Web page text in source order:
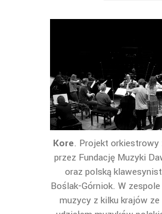
Kore. Projekt orkiestrowy
przez Fundację Muzyki
oraz polską
Boślak-Górniok. W
muzycy z kilku krajów